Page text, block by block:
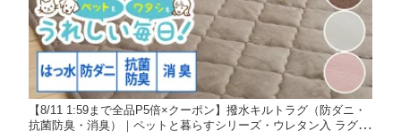
【8/11 1:59まで全品P5倍×クーポン】撥水キルトラグ（防ダニ・
抗菌防臭・消臭）｜ペットと暮らすシリーズ・ウレタン入 ラグマ